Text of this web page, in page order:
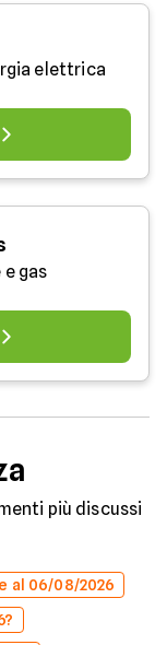
elettrica
gas
più discussi
al 06/08/2026